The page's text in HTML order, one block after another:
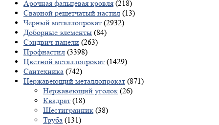
Арочная фальцевая кровля (218)
Сварной решетчатый настил (13)
Черный металлопрокат (2932)
Доборные элементы (84)
Сэндвич-панели (263)
Профнастил (3398)
Цветной металлопрокат (1429)
Сантехника (742)
Нержавеющий металлопрокат (871)
Нержавеющий уголок (26)
Квадрат (18)
Шестигранник (38)
Труба (131)